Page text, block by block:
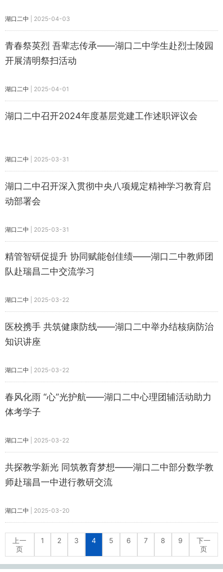
湖口二中 2025-04-03
青春祭英烈 吾辈志传承——湖口二中学生赴烈士陵园
开展清明祭扫活动
湖口二中 2025-04-01
湖口二中召开2024年度基层党建工作述职评议会
湖口二中 2025-03-31
湖口二中召开深入贯彻中央八项规定精神学习教育启
动部署会
湖口二中 2025-03-31
精管智研促提升 协同赋能创佳绩——湖口二中教师团
队赴瑞昌二中交流学习
湖口二中 2025-03-22
医校携手 共筑健康防线——湖口二中举办结核病防治
知识讲座
湖口二中 2025-03-22
春风化雨 “心”光护航——湖口二中心理团辅活动助力
体考学子
湖口二中 2025-03-22
共探教学新光 同筑教育梦想——湖口二中部分数学教
师赴瑞昌一中进行教研交流
湖口二中 2025-03-20
上一
页
1 2 3 4 5 6 7 8 9
下一
页